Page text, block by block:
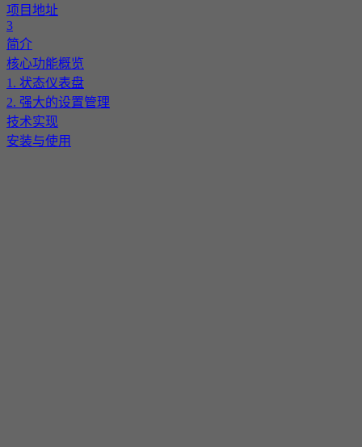
项目地址
3
简介
核心功能概览
1. 状态仪表盘
2. 强大的设置管理
技术实现
安装与使用